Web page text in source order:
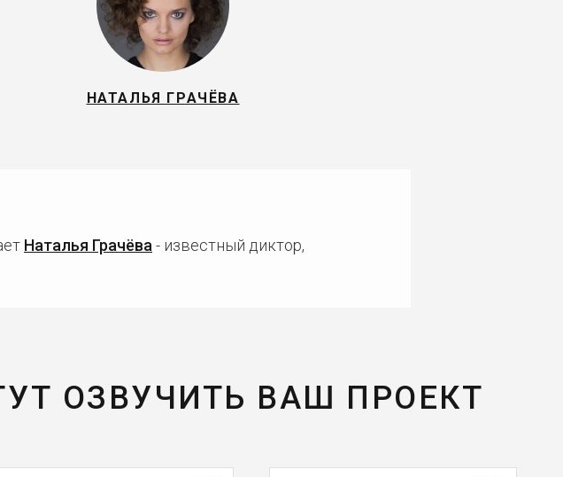
НАТАЛЬЯ ГРАЧЁВА
Наталья Грачёва - известный диктор,
ОЗВУЧИТЬ ВАШ ПРОЕКТ